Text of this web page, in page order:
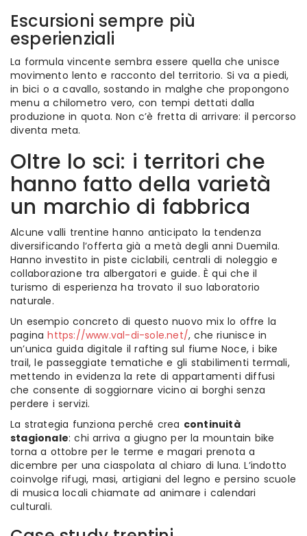
Escursioni sempre più
esperienziali
La formula vincente sembra essere quella che unisce
movimento lento e racconto del territorio. Si va a piedi,
in bici o a cavallo, sostando in malghe che propongono
menu a chilometro vero, con tempi dettati dalla
produzione in quota. Non c’è fretta di arrivare: il percorso
diventa meta.
Oltre lo sci: i territori che
hanno fatto della varietà
un marchio di fabbrica
Alcune valli trentine hanno anticipato la tendenza
diversificando l’offerta già a metà degli anni Duemila.
Hanno investito in piste ciclabili, centrali di noleggio e
collaborazione tra albergatori e guide. È qui che il
turismo di esperienza ha trovato il suo laboratorio
naturale.
Un esempio concreto di questo nuovo mix lo offre la
paginahttps://www.val-di-sole.net/, che riunisce in
un’unica guida digitale il rafting sul fiume Noce, i bike
trail, le passeggiate tematiche e gli stabilimenti termali,
mettendo in evidenza la rete di appartamenti diffusi
che consente di soggiornare vicino ai borghi senza
perdere i servizi.
La strategia funziona perché crea continuità
stagionale: chi arriva a giugno per la mountain bike
torna a ottobre per le terme e magari prenota a
dicembre per una ciaspolata al chiaro di luna. L’indotto
coinvolge rifugi, masi, artigiani del legno e persino scuole
di musica locali chiamate ad animare i calendari
culturali.